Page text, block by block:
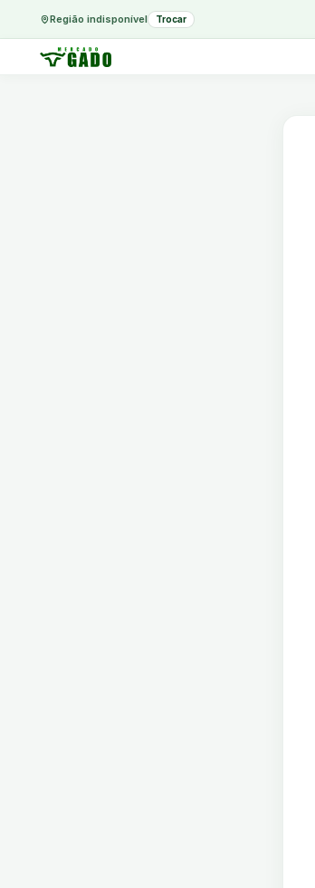
Região indisponível Trocar